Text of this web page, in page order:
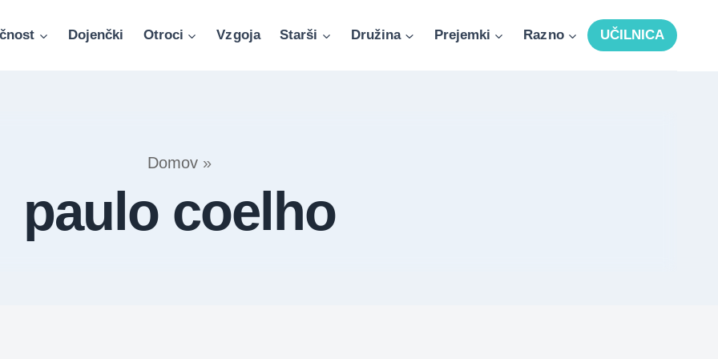
Dojenčki Otroci Vzgoja Starši Družina Prejemki Razno UČILNICA
Domov »
paulo coelho